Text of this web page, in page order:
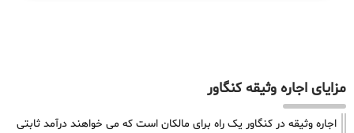
مزایای اجاره وثیقه کنگاور
اجاره وثیقه در کنگاور یک راه برای مالکان است که می خواهند درآمد ثابتی